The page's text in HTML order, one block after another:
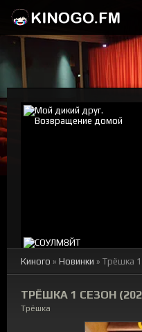
Киного » Новинки » Трёшка
ТРЁШКА 1 СЕЗОН
Трёшка